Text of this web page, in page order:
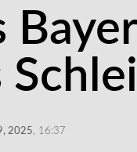
2025, 16:37